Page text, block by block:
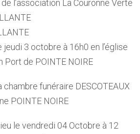
l’association La Couronne Verte
3 octobre à 16h0 en l’église
Port de POINTE NOIRE
funéraire DESCOTEAUX
POINTE NOIRE
le vendredi 04 Octobre à 12